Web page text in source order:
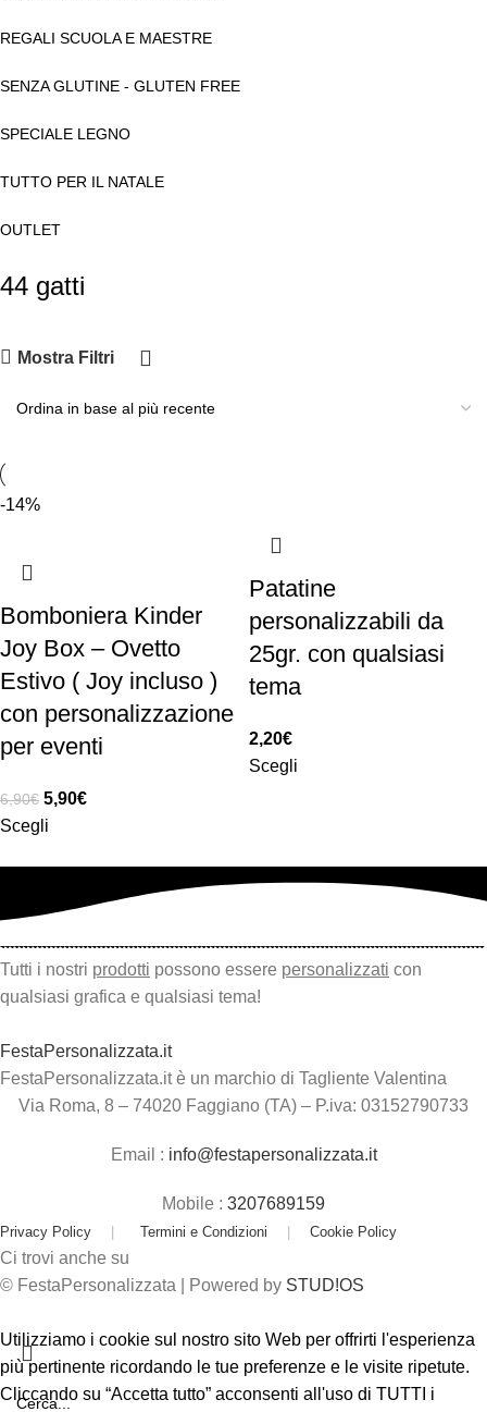
REGALI SCUOLA E MAESTRE
SENZA GLUTINE - GLUTEN FREE
SPECIALE LEGNO
TUTTO PER IL NATALE
OUTLET
44 gatti
Mostra Filtri
-14%
Bomboniera Kinder
Joy Box – Ovetto
Estivo ( Joy incluso )
con personalizzazione
per eventi
6,90€ 5,90€
Scegli
Patatine
personalizzabili da
25gr. con qualsiasi
tema
2,20€
Scegli
Tutti i nostri prodotti possono essere personalizzati con
qualsiasi grafica e qualsiasi tema!
FestaPersonalizzata.it
FestaPersonalizzata.it è un marchio di Tagliente Valentina
Via Roma, 8 – 74020 Faggiano (TA) – P.iva: 03152790733
Email : info@festapersonalizzata.it
Mobile : 3207689159
Privacy Policy | Termini e Condizioni | Cookie Policy
Ci trovi anche su
© FestaPersonalizzata | Powered by STUD!OS
Utilizziamo i cookie sul nostro sito Web per offrirti l'esperienza
più pertinente ricordando le tue preferenze e le visite ripetute.
Cliccando su “Accetta tutto” acconsenti all'uso di TUTTI i